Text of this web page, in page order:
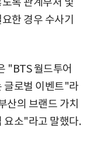
한 경우 수사기
"BTS 월드투어
글로벌 이벤트"라
산의 브랜드 가치
요소"라고 말했다.